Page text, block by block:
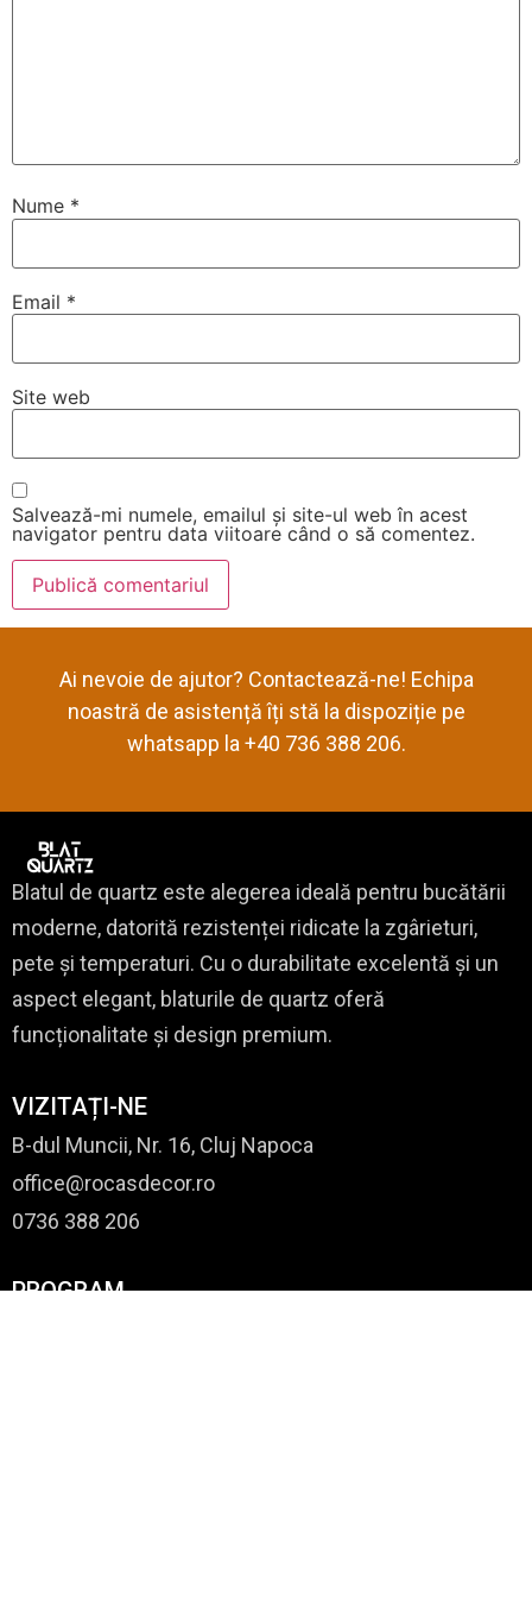
Nume *
Email *
Site web
Salvează-mi numele, emailul și site-ul web în acest
navigator pentru data viitoare când o să comentez.
Ai nevoie de ajutor? Contactează-ne! Echipa
noastră de asistență îți stă la dispoziție pe
whatsapp la +40 736 388 206.
Blatul de quartz este alegerea ideală pentru bucătării
moderne, datorită rezistenței ridicate la zgârieturi,
pete și temperaturi. Cu o durabilitate excelentă și un
aspect elegant, blaturile de quartz oferă
funcționalitate și design premium.
VIZITAȚI-NE
B-dul Muncii, Nr. 16, Cluj Napoca
office@rocasdecor.ro
0736 388 206
PROGRAM